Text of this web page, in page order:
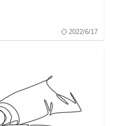
2022/6/17